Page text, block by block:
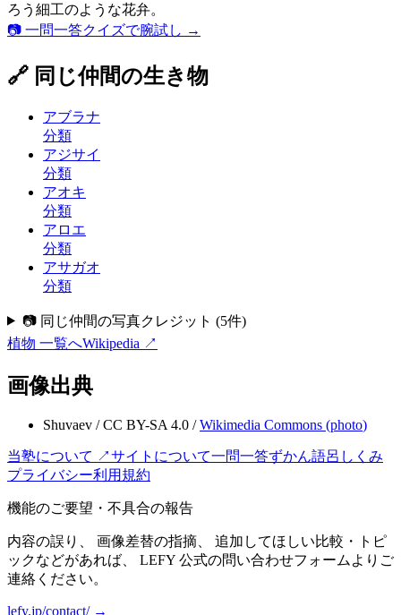
ろう細工のような花弁。
📷 一問一答クイズで腕試し →
🔗 同じ仲間の生き物
アブラナ
分類
アジサイ
分類
アオキ
分類
アロエ
分類
アサガオ
分類
📷 同じ仲間の写真クレジット (5件)
植物 一覧へWikipedia ↗
画像出典
Shuvaev /CC BY-SA 4.0 / Wikimedia Commons (photo)
当塾について ↗サイトについて一問一答ずかん語呂 しくみ
プライバシー利用規約
機能のご要望・不具合の報告
内容の誤り、 画像差替の指摘、 追加してほしい比較・トピ
ックなどがあれば、 LEFY 公式の問い合わせフォームよりご
連絡ください。
lefy.jp/contact/ →